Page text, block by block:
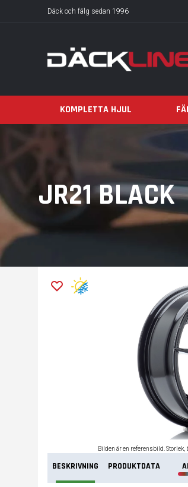
Däck och fälg sedan 1996
KOMPLETTA HJUL
JR21 BLACK
Bilden är en referensbild.
BESKRIVNING PRODUKTDATA